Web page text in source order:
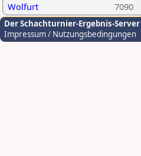
Wolfurt
7090
Der Schachturnier-Ergebnis-Server
Impressum / Nutzungsbedingungen